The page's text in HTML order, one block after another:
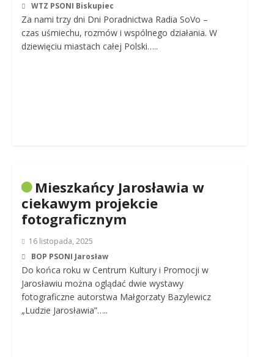
WTZ PSONI Biskupiec
Za nami trzy dni Dni Poradnictwa Radia SoVo –
czas uśmiechu, rozmów i wspólnego działania. W
dziewięciu miastach całej Polski…..
Mieszkańcy Jarosławia w
ciekawym projekcie
fotograficznym
16 listopada, 2025
BOP PSONI Jarosław
Do końca roku w Centrum Kultury i Promocji w
Jarosławiu można oglądać dwie wystawy
fotograficzne autorstwa Małgorzaty Bazylewicz
„Ludzie Jarosławia”…..